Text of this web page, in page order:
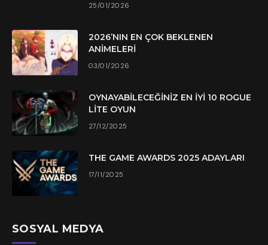
25/01/2026
2026’NIN EN ÇOK BEKLENEN
ANIMELERI
03/01/2026
OYNAYABILECEĞINIZ EN İYI 10 ROGUE
LITE OYUN
27/12/2025
THE GAME AWARDS 2025 ADAYLARI
17/11/2025
SOSYAL MEDYA